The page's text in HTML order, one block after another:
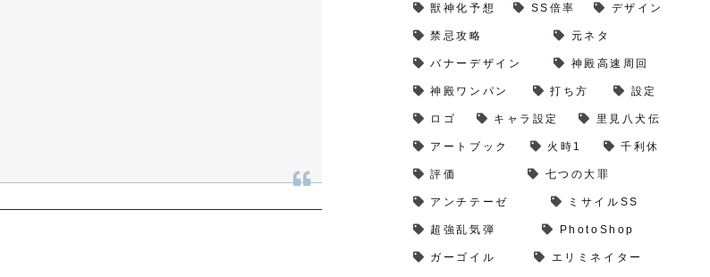
獣神化予想 SS倍率 デザイン
禁忌攻略 元ネタ
バナーデザイン 神殿高速周回
神殿ワンパン 打ち方 設定
ロゴ キャラ設定 里見八犬伝
アートブック 火時1 千利休
評価 七つの大罪
アンチテーゼ ミサイルSS
超強乱気弾 PhotoShop
ガーゴイル エリミネイター